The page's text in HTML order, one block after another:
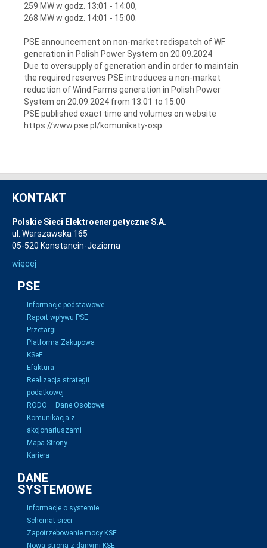
259 MW w godz. 13:01 - 14:00,
268 MW w godz. 14:01 - 15:00.
PSE announcement on non-market redispatch of WF
generation in Polish Power System on 20.09.2024
Due to oversupply of generation and in order to maintain
the required reserves PSE introduces a non-market
reduction of Wind Farms generation in Polish Power
System on 20.09.2024 from 13:01 to 15:00
PSE published exact time and volumes on website
https://www.pse.pl/komunikaty-osp
KONTAKT
Polskie Sieci Elektroenergetyczne S.A.
ul. Warszawska 165
05-520 Konstancin-Jeziorna
więcej
PSE
Informacje podstawowe
Raport wpływu PSE
Przetargi
Platforma Zakupowa
KSeF
Efaktura
Realizacja strategii
podatkowej
RODO – Dane Osobowe
Komunikacja z
akcjonariuszami
Mapa Strony
Kariera
DANE
SYSTEMOWE
Informacje o systemie
Schemat sieci
Zapotrzebowanie mocy KSE
Nowa strona z danymi KSE